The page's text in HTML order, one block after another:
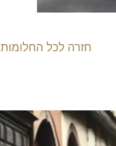
חזרה לכל החלומות